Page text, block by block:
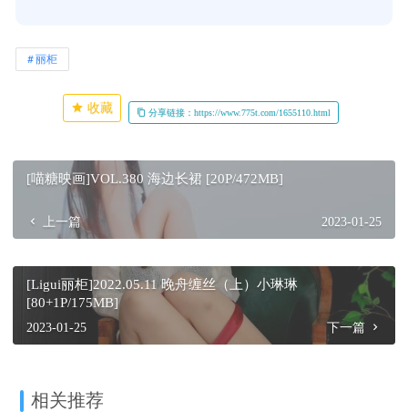
丽柜
收藏 分享链接：https://www.775t.com/1655110.html
[喵糖映画]VOL.380 海边长裙 [20P/472MB]
上一篇 2023-01-25
[Ligui丽柜]2022.05.11 晚舟缠丝（上）小琳琳
[80+1P/175MB]
2023-01-25 下一篇
相关推荐